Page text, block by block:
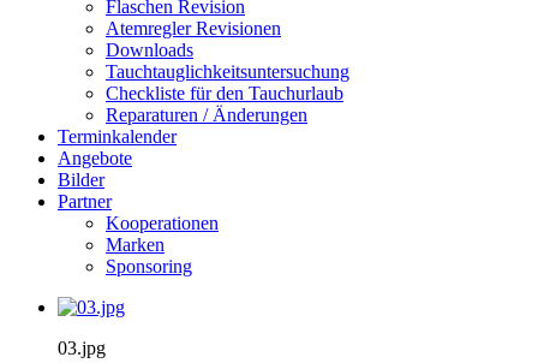
Flaschen Revision
Atemregler Revisionen
Downloads
Tauchtauglichkeitsuntersuchung
Checkliste für den Tauchurlaub
Reparaturen / Änderungen
Terminkalender
Angebote
Bilder
Partner
Kooperationen
Marken
Sponsoring
03.jpg